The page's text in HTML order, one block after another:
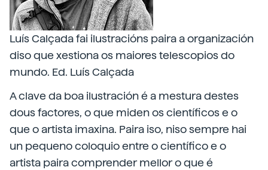
Luís Calçada fai ilustracións paira a organización
diso que xestiona os maiores telescopios do
mundo. Ed. Luís Calçada
A clave da boa ilustración é a mestura destes
dous factores, o que miden os científicos e o
que o artista imaxina. Paira iso, niso sempre hai
un pequeno coloquio entre o científico e o
artista paira comprender mellor o que é